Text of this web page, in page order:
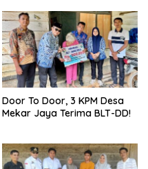
Door To Door, 3 KPM Desa
Mekar Jaya Terima BLT-DD!